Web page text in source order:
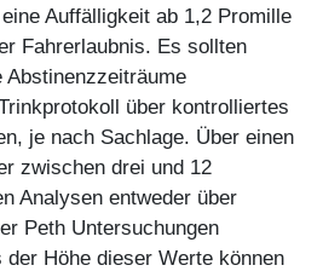
Auffälligkeit ab 1,2 Promille
Fahrerlaubnis. Es sollten
über kontrolliertes
je nach Sachlage. Über einen
zwischen drei und 12
Analysen entweder über
Peth Untersuchungen
Höhe dieser Werte können